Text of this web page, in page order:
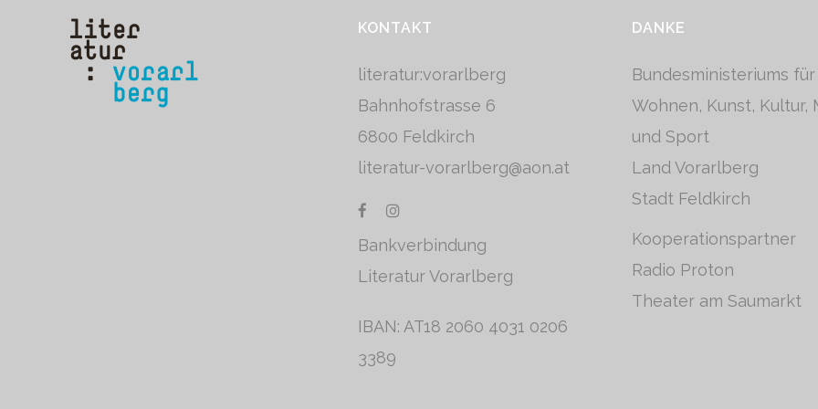
KONTAKT
literatur:vorarlberg
Bahnhofstrasse 6
6800 Feldkirch
literatur-vorarlberg@aon.at
Bankverbindung
Literatur Vorarlberg
IBAN: AT18 2060 4031 0206
3389
DANKE
Bundesministeriums für
Wohnen, Kunst, Kultur,
und Sport
Land Vorarlberg
Stadt Feldkirch
Kooperationspartner
Radio Proton
Theater am Saumarkt